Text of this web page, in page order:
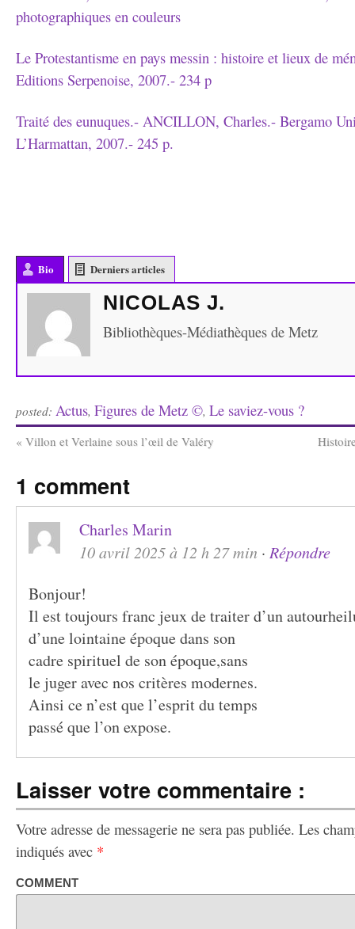
photographiques en couleurs
Le Protestantisme en pays messin : histoire et lieux de
Editions Serpenoise, 2007.- 234 p
Traité des eunuques.- ANCILLON, Charles.- Bergamo
L’Harmattan, 2007.- 245 p.
Bio Derniers articles
NICOLAS J.
Bibliothèques-Médiathèques de Metz
posted: Actus, Figures de Metz ©, Le saviez-vous ?
« Villon et Verlaine sous l’œil de Valéry
1 comment
Charles Marin
10 avril 2025 à 12 h 27 min · Répondre
Bonjour!
Il est toujours franc jeux de traiter d’un
d’une lointaine époque dans son
cadre spirituel de son époque,sans
le juger avec nos critères modernes.
Ainsi ce n’est que l’esprit du temps
passé que l’on expose.
Laisser votre commentaire :
Votre adresse de messagerie ne sera pas publiée. Les
indiqués avec *
COMMENT